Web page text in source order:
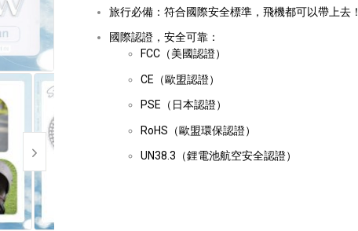
旅行必備：符合國際安全標準，飛機都可以帶上去！
國際認證，安全可靠：
FCC（美國認證）
CE（歐盟認證）
PSE（日本認證）
RoHS（歐盟環保認證）
UN38.3（鋰電池航空安全認證）